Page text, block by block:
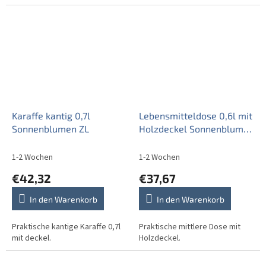
Karaffe kantig 0,7l
Sonnenblumen ZL
1-2 Wochen
€42,32
In den Warenkorb
Praktische kantige Karaffe 0,7l
mit deckel.
Lebensmitteldose 0,6l mit
Holzdeckel Sonnenblumen
1-2 Wochen
€37,67
In den Warenkorb
Praktische mittlere Dose mit
Holzdeckel.